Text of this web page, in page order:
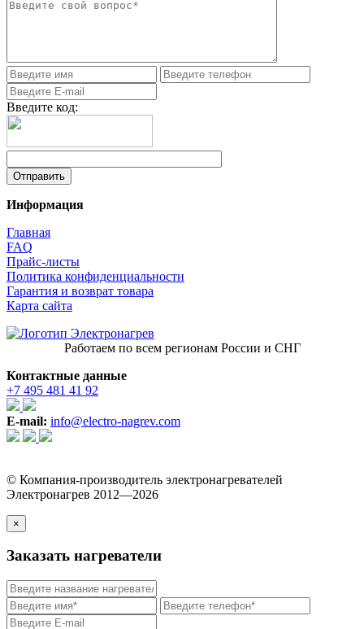
Введите код:
Информация
Главная
FAQ
Прайс-листы
Политика конфиденциальности
Гарантия и возврат товара
Карта сайта
Работаем по всем регионам России и СНГ
Контактные данные
+7 495 481 41 92
E-mail: info@electro-nagrev.com
© Компания-производитель электронагревателей
Электронагрев 2012—2026
×
Заказать нагреватели